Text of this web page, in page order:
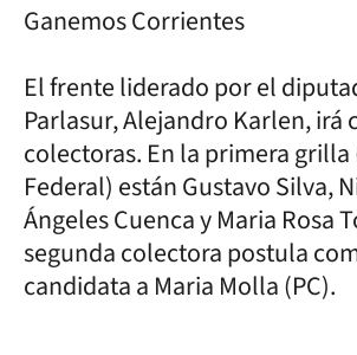
Ganemos Corrientes
El frente liderado por el
Parlasur, Alejandro Karlen, irá
colectoras. En la primera
Federal) están Gustavo Silva,
Ángeles Cuenca y Maria Rosa
segunda colectora postula
candidata a Maria Molla (PC).